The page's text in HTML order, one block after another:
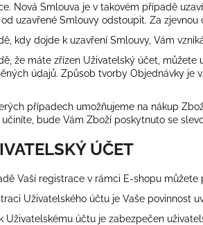
Nová Smlouva je v takovém případě
uzavřené Smlouvy odstoupit. Za
kdy dojde k uzavření Smlouvy, Vám
že máte zřízen Uživatelský účet,
údajů. Způsob tvorby Objednávky je
případech umožňujeme na nákup
učiníte, bude Vám Zboží poskytnuto se
ÚČET
Vaší registrace v rámci E-shopu
Uživatelského účtu je Vaše povinnost
Uživatelskému účtu je zabezpečen